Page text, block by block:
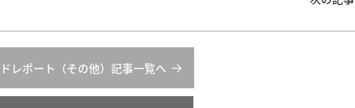
レポート（その他）記事一覧へ